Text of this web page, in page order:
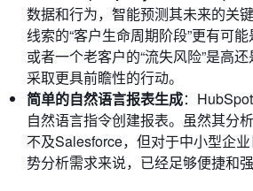
数据和行为，智能预测其未来的关
线索的“客户生命周期阶段”更有可能
或者一个老客户的“流失风险”是高
采取更具前瞻性的行动。
简单的自然语言报表生成：
自然语言指令创建报表。虽然其分
不及Salesforce，但对于中小型企
势分析需求来说，已经足够便捷和强